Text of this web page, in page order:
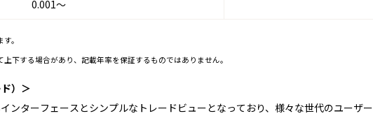
0.001～
。
下する場合があり、記載年率を保証するものではありません。
）＞
ンターフェースとシンプルなトレードビューとなっており、様々な世代のユーザ